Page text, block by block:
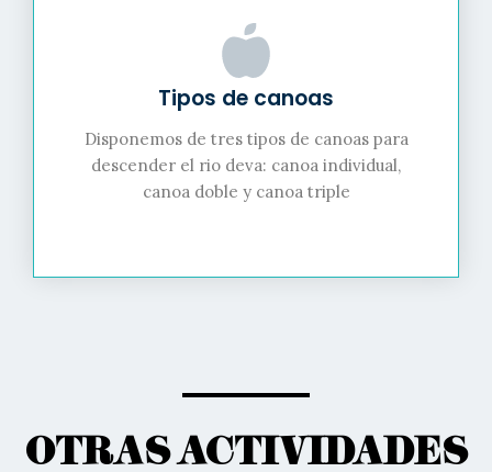
Tipos de canoas
Disponemos de tres tipos de canoas para
descender el rio deva: canoa individual,
canoa doble y canoa triple
OTRAS ACTIVIDADES